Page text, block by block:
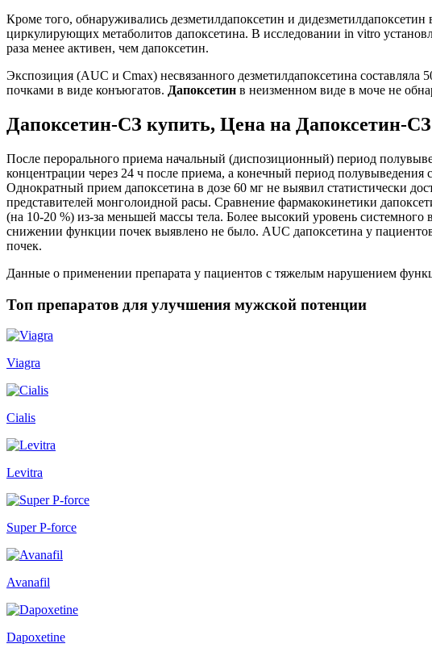
Кроме того, обнаруживались дезметилдапоксетин и дидезметилдапоксетин
циркулирующих метаболитов дапоксетина. В исследовании in vitro
раза менее активен, чем дапоксетин.
Экспозиция (AUC и Сmах) несвязанного дезметилдапоксетина составляла
почками в виде конъюгатов. Дапоксетин в неизменном виде в моче не
Дапоксетин-СЗ купить, Цена на Дапоксетин-СЗ
После перорального приема начальный (диспозиционный) период
концентрации через 24 ч после приема, а конечный период
Однократный прием дапоксетина в дозе 60 мг не выявил статистически
представителей монголоидной расы. Сравнение фармакокинетики
(на 10-20 %) из-за меньшей массы тела. Более высокий уровень
снижении функции почек выявлено не было. AUC дапоксетина у
почек.
Данные о применении препарата у пациентов с тяжелым нарушением
Топ препаратов для улучшения мужской потенции
Viagra
Cialis
Levitra
Super P-force
Avanafil
Dapoxetine